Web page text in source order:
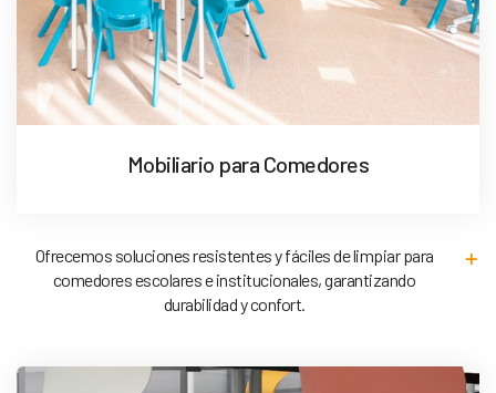
Mobiliario para Comedores
Ofrecemos soluciones resistentes y fáciles de limpiar para
comedores escolares e institucionales, garantizando
durabilidad y confort.